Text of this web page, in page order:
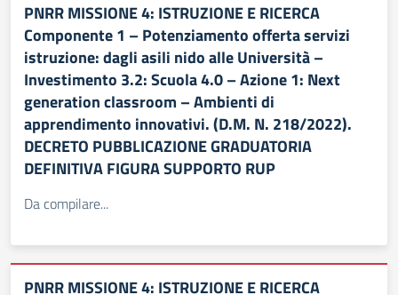
PNRR MISSIONE 4: ISTRUZIONE E RICERCA
Componente 1 – Potenziamento offerta servizi
istruzione: dagli asili nido alle Università –
Investimento 3.2: Scuola 4.0 – Azione 1: Next
generation classroom – Ambienti di
apprendimento innovativi. (D.M. N. 218/2022).
DECRETO PUBBLICAZIONE GRADUATORIA
DEFINITIVA FIGURA SUPPORTO RUP
Da compilare...
PNRR MISSIONE 4: ISTRUZIONE E RICERCA